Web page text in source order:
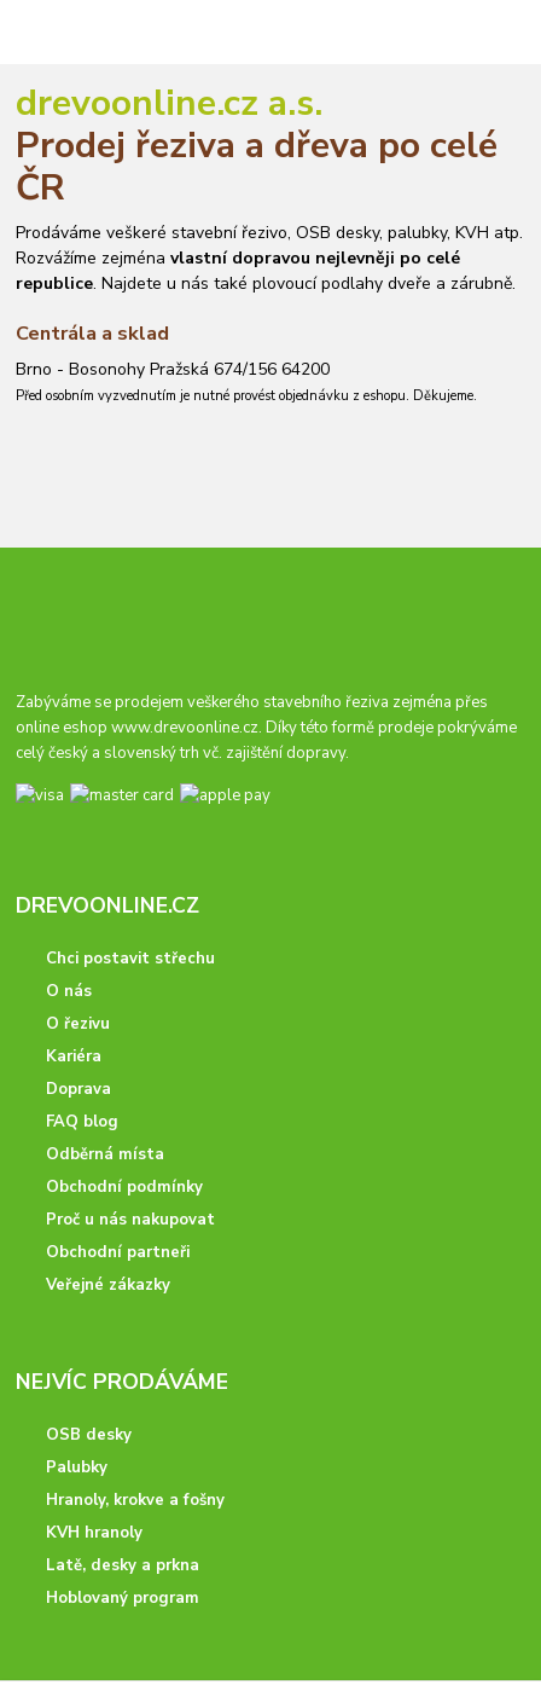
drevoonline.cz a.s.
Prodej řeziva a dřeva po celé
ČR
Prodáváme veškeré stavební řezivo, OSB desky, palubky, KVH atp.
Rozvážíme zejménavlastní dopravou nejlevněji po celé
republice. Najdete u nás také plovoucí podlahy dveře a zárubně.
Centrála a sklad
Brno - Bosonohy Pražská 674/156 64200
Před osobním vyzvednutím je nutné provést objednávku z eshopu. Děkujeme.
Zabýváme se prodejem veškerého stavebního řeziva zejména přes
online eshopwww.drevoonline.cz. Díky této formě prodeje pokrýváme
celý český a slovenský trh vč. zajištění dopravy.
DREVOONLINE.CZ
Chci postavit střechu
O nás
O řezivu
Kariéra
Doprava
FAQ blog
Odběrná místa
Obchodní podmínky
Proč u nás nakupovat
Obchodní partneři
Veřejné zákazky
NEJVÍC PRODÁVÁME
OSB desky
Palubky
Hranoly, krokve a fošny
KVH hranoly
Latě, desky a prkna
Hoblovaný program